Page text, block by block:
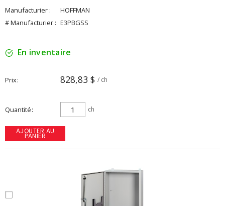
Manufacturier :
HOFFMAN
# Manufacturier : E3PBGSS
En inventaire
Prix 828,83 $ / ch
Quantité ch
AJOUTER AU
PANIER